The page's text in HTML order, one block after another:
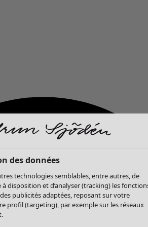
des données
technologies semblables, entre autres, de
disposition et d’analyser (tracking) les
publicités adaptées, reposant sur votre
profil (targeting), par exemple sur les réseaux